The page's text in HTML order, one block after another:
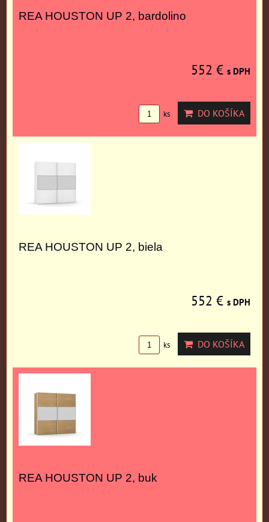
REA HOUSTON UP 2, bardolino
552 € s DPH
ks DO KOŠÍKA
REA HOUSTON UP 2, biela
552 € s DPH
ks DO KOŠÍKA
REA HOUSTON UP 2, buk